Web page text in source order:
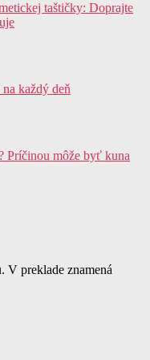
taštičky: Doprajte
každý deň
Príčinou môže byť kuna
V preklade znamená